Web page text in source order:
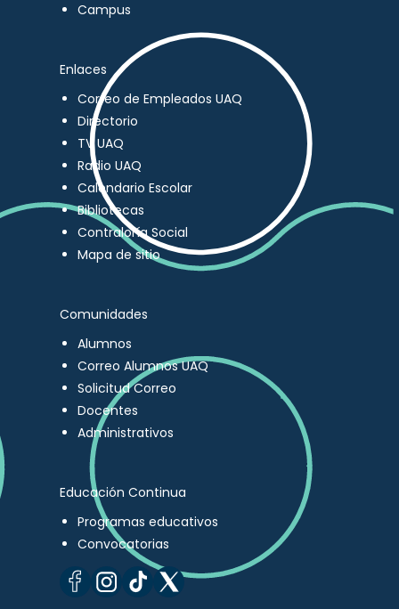
Campus
Enlaces
Correo de Empleados UAQ
Directorio
TV UAQ
Radio UAQ
Calendario Escolar
Bibliotecas
Contraloría Social
Mapa de sitio
Comunidades
Alumnos
Correo Alumnos UAQ
Solicitud Correo
Docentes
Administrativos
Educación Continua
Programas educativos
Convocatorias